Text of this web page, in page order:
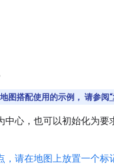
图搭配使用的示例， 请参阅
心，也可以初始化为要
请在地图上放置一个标